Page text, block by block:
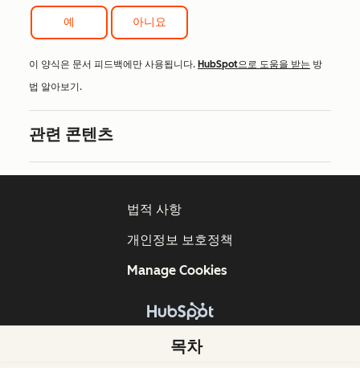
예 아니요
이 양식은 문서 피드백에만 사용됩니다. HubSpot으로 도움을 받는 방
법 알아보기.
관련 콘텐츠
목차
Copyright © 2026 HubSpot, Inc.
법적 사항
개인정보 보호정책
Manage Cookies